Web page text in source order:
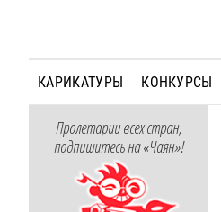
КАРИКАТУРЫ КОНКУРСЫ
Пролетарии всех стран,
подпишитесь на «Чаян»!